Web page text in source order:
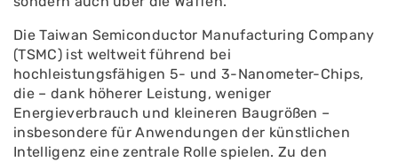
Die Taiwan Semiconductor Manufacturing Company
(TSMC) ist weltweit führend bei
hochleistungsfähigen 5- und 3-Nanometer-Chips,
die – dank höherer Leistung, weniger
Energieverbrauch und kleineren Baugrößen –
insbesondere für Anwendungen der künstlichen
Intelligenz eine zentrale Rolle spielen. Zu den